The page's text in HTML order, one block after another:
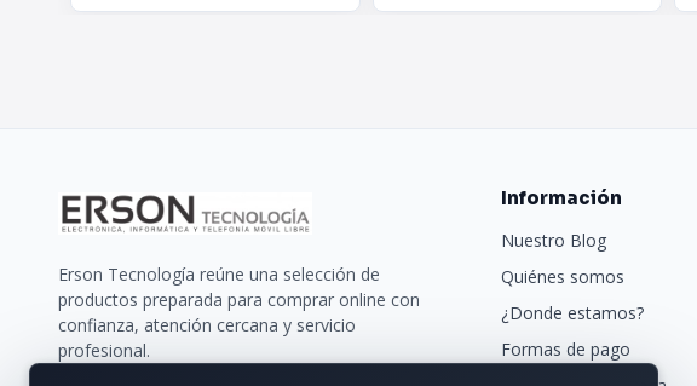
Erson Tecnología reúne una selección de
productos preparada para comprar online con
confianza, atención cercana y servicio
profesional.
Información
Nuestro Blog
Quiénes somos
¿Donde estamos?
Formas de pago